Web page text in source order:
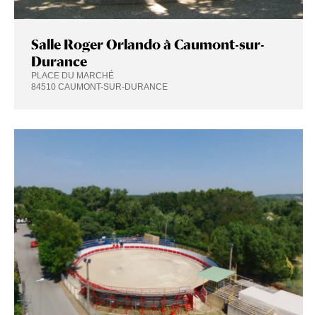
Salle Roger Orlando à Caumont-sur-
Durance
PLACE DU MARCHÉ
84510 CAUMONT-SUR-DURANCE